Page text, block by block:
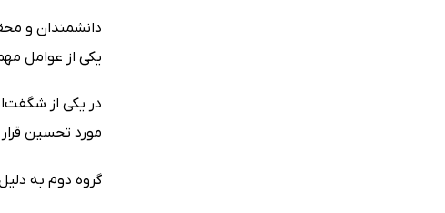
دانشمندان و
یکی از عوامل
در یکی از
مورد تحسین
گروه دوم به